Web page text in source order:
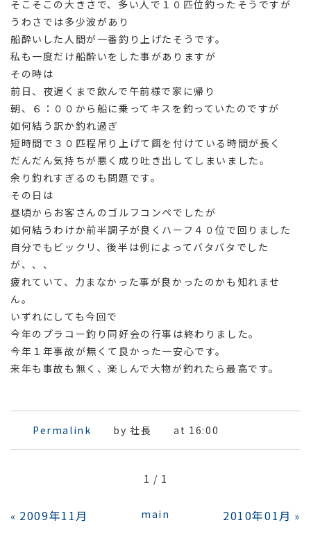
そこそこの大きさで、多い人で１０匹位釣ったそうですが
うわさでは多少波があり
船酔いした人間が一番釣り上げたそうです。
私も一度だけ船酔いをした事がありますが
その時は
前日、夜遅くまで飲んで午前様で家に帰り
朝、６：００から船に乗ってキスを釣っていたのですが
如何結う訳か釣れ過ぎ
短時間で３０匹程吊り上げて餌を付けている時間が長く
だんだん気持ちが悪く成り吐き出してしまいました。
余り釣れすぎるのも問題です。
その日は
昼頃からお客さんのゴルフコンペでしたが
如何結うわけか前半調子が良くハーフ４０位で回りました
自分でもビックリ、後半は例によってバタバタでした
が、、、
疲れていて、力まなかった事が良かったのかも知れませ
ん。
いずれにしても今回で
今年のプラコー釣り同好会の行事は終わりました。
今年１年事故が無くて良かった一安心です。
来年も事故も無く、楽しんで大物が釣れたら最高です。
Permalink by 社長 at 16:00
1 / 1
« 2009年11月 main 2010年01月 »